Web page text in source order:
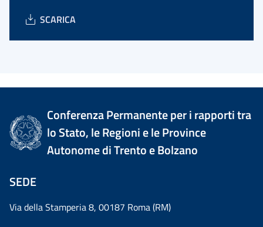
SCARICA
Conferenza Permanente per i rapporti tra
lo Stato, le Regioni e le Province
Autonome di Trento e Bolzano
SEDE
Via della Stamperia 8, 00187 Roma (RM)